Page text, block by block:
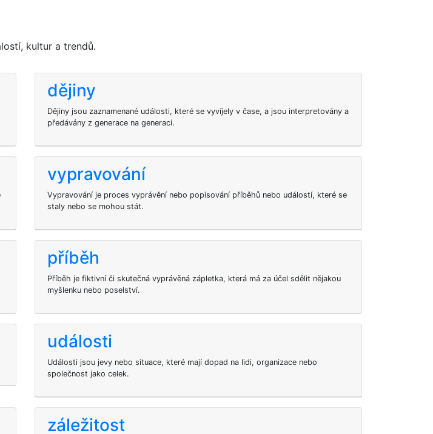
kultur a trendů.
dějiny
Dějiny jsou zaznamenané události, které se vyvíjely v čase, a jsou interpretovány a
předávány z generace na generaci.
vypravování
Vypravování je proces vyprávění nebo popisování příběhů nebo událostí, které se
staly nebo se mohou stát.
příběh
Příběh je fiktivní či skutečná vyprávěná zápletka, která má za účel sdělit nějakou
myšlenku nebo poselství.
události
Události jsou jevy nebo situace, které mají dopad na lidi, organizace nebo
společnost jako celek.
záležitost